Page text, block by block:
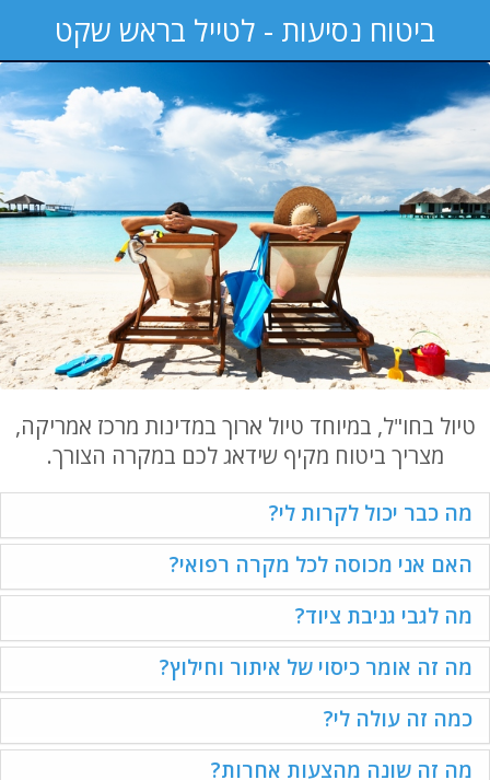
ביטוח נסיעות - לטייל בראש שקט
טיול בחו"ל, במיוחד טיול ארוך במדינות מרכז אמריקה,
מצריך ביטוח מקיף שידאג לכם במקרה הצורך.
מה כבר יכול לקרות לי?
האם אני מכוסה לכל מקרה רפואי?
מה לגבי גניבת ציוד?
מה זה אומר כיסוי של איתור וחילוץ?
כמה זה עולה לי?
מה זה שונה מהצעות אחרות?